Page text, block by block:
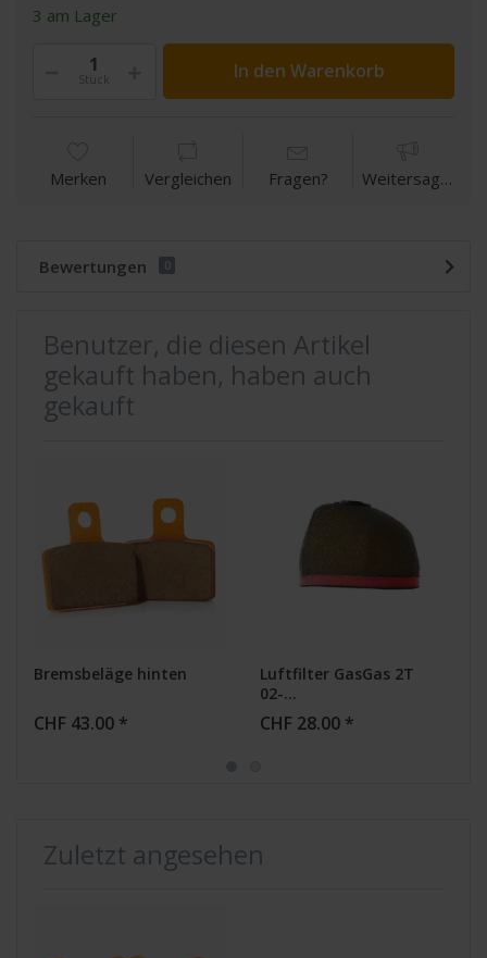
3 am Lager
Stück In den Warenkorb
Merken Vergleichen Fragen? Weitersagen
Bewertungen 0
Benutzer, die diesen Artikel
gekauft haben, haben auch
gekauft
Bremsbeläge hinten
CHF 43.00 *
Luftfilter GasGas 2T
02-...
CHF 28.00 *
Zuletzt angesehen